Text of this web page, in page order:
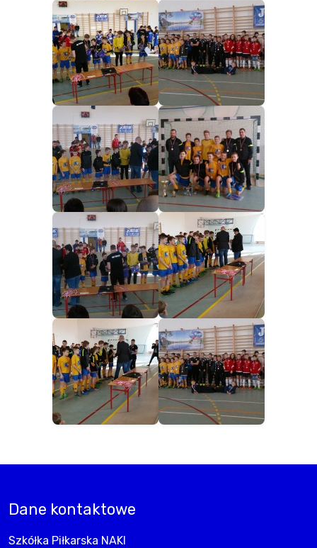
Dane kontaktowe
Szkółka Piłkarska NAKI